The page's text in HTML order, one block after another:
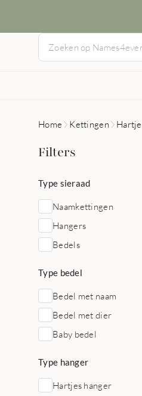
Home Kettingen Hartje
Filters
Type sieraad
Naamkettingen
Hangers
Bedels
Type bedel
Bedel met naam
Bedel met dier
Baby bedel
Type hanger
Hartjes hanger